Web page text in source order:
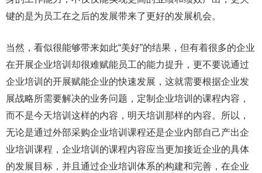
键的是为员工在之后的发展带来了更好的发展机会。
当然，看似很能够带来如此“美好”的结果，但有着很多的企业
在开展企业培训却很难赋能员工的能力提升，更不要说通过
企业培训的开展赋能企业的快速发展，这就需要根据企业发
展战略所需要解决的业务问题，定制企业培训的课程内容，
而不是今天培训这样的内容，明天培训那样的内容。所以，
无论是通过外部采购企业培训课程还是企业内部自己产出企
业培训课程，企业培训的课程内容应当更加接近企业的具体
的发展目标，并且通过企业培训体系的构建和完善，在企业